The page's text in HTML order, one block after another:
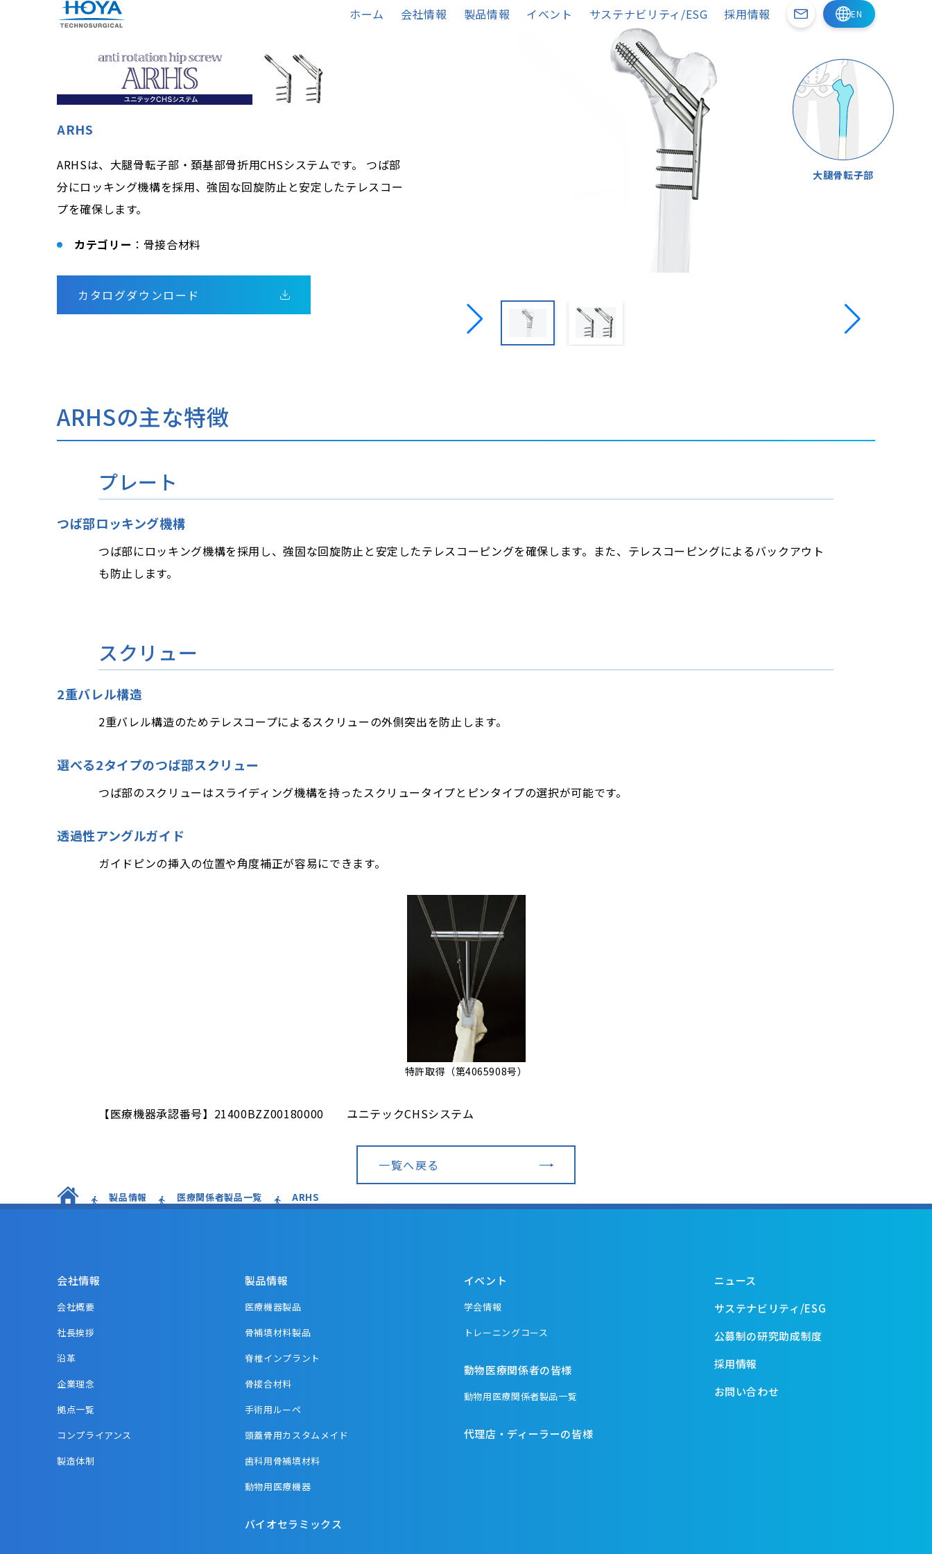
ホーム 会社情報 製品情報 イベント サステナビリティ/ESG 採用情報
大腿骨転子部
ARHS
ARHSは、大腿骨転子部・頚基部骨折用CHSシステムです。 つば部
分にロッキング機構を採用、強固な回旋防止と安定したテレスコー
プを確保します。
カテゴリー ：骨接合材料
カタログダウンロード
ARHSの主な特徴
プレート
つば部ロッキング機構
つば部にロッキング機構を採用し、強固な回旋防止と安定したテレスコーピングを確保します。また、テレスコーピングによるバックアウト
も防止します。
スクリュー
2重バレル構造
2重バレル構造のためテレスコープによるスクリューの外側突出を防止します。
選べる2タイプのつば部スクリュー
つば部のスクリューはスライディング機構を持ったスクリュータイプとピンタイプの選択が可能です。
透過性アングルガイド
ガイドピンの挿入の位置や角度補正が容易にできます。
特許取得（第4065908号）
【医療機器承認番号】21400BZZ00180000 ユニテックCHSシステム
一覧へ戻る
製品情報 医療関係者製品一覧 ARHS
会社情報
会社概要
社長挨拶
沿革
企業理念
拠点一覧
コンプライアンス
製造体制
製品情報
医療機器製品
骨補填材料製品
脊椎インプラント
骨接合材料
手術用ルーペ
頭蓋骨用カスタムメイド
歯科用骨補填材料
動物用医療機器
バイオセラミックス
イベント
学会情報
トレーニングコース
動物医療関係者の皆様
動物用医療関係者製品一覧
代理店・ディーラーの皆様
ニュース
サステナビリティ/ESG
公募制の研究助成制度
採用情報
お問い合わせ